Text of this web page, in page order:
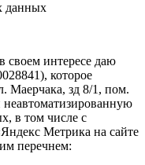
данных
своем интересе даю
которое
Маерчака, зд 8/1, пом.
в том числе с
Метрика на сайте
перечнем: